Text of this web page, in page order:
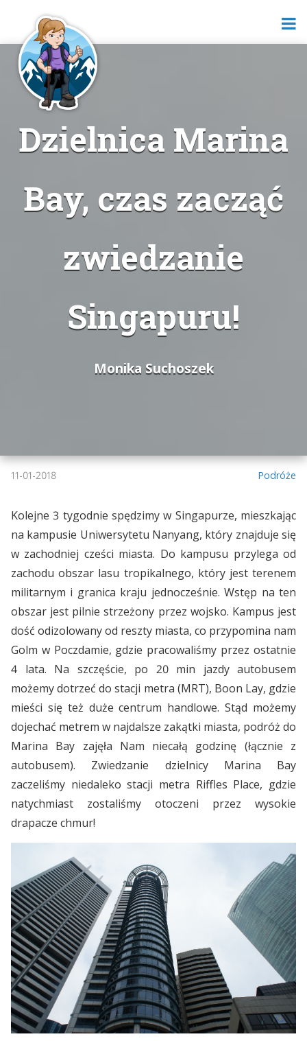
Dzielnica Marina
Bay, czas zacząć
zwiedzanie
Singapuru!
Monika Suchoszek
11-01-2018 Podróże
Kolejne 3 tygodnie spędzimy w Singapurze, mieszkając
na kampusie Uniwersytetu Nanyang, który znajduje się
w zachodniej cześci miasta. Do kampusu przylega od
zachodu obszar lasu tropikalnego, który jest terenem
militarnym i granica kraju jednocześnie. Wstęp na ten
obszar jest pilnie strzeżony przez wojsko. Kampus jest
dość odizolowany od reszty miasta, co przypomina nam
Golm w Poczdamie, gdzie pracowaliśmy przez ostatnie
4 lata. Na szczęście, po 20 min jazdy autobusem
możemy dotrzeć do stacji metra (MRT), Boon Lay, gdzie
mieści się też duże centrum handlowe. Stąd możemy
dojechać metrem w najdalsze zakątki miasta, podróż do
Marina Bay zajęła Nam niecałą godzinę (łącznie z
autobusem). Zwiedzanie dzielnicy Marina Bay
zaczeliśmy niedaleko stacji metra Riffles Place, gdzie
natychmiast zostaliśmy otoczeni przez wysokie
drapacze chmur!